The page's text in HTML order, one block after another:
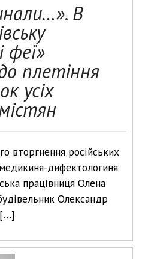
В
феї»
плетіння
усіх
вторгнення російських
дифектологиня
працівниця Олена
Олександр
[…]